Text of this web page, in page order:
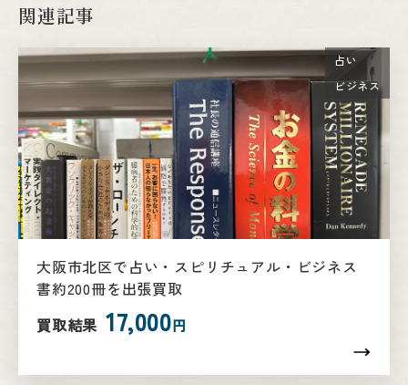
関連記事
占い
ビジネス
大阪市北区で占い・スピリチュアル・ビジネス
書約200冊を出張買取
買取結果 17,000円